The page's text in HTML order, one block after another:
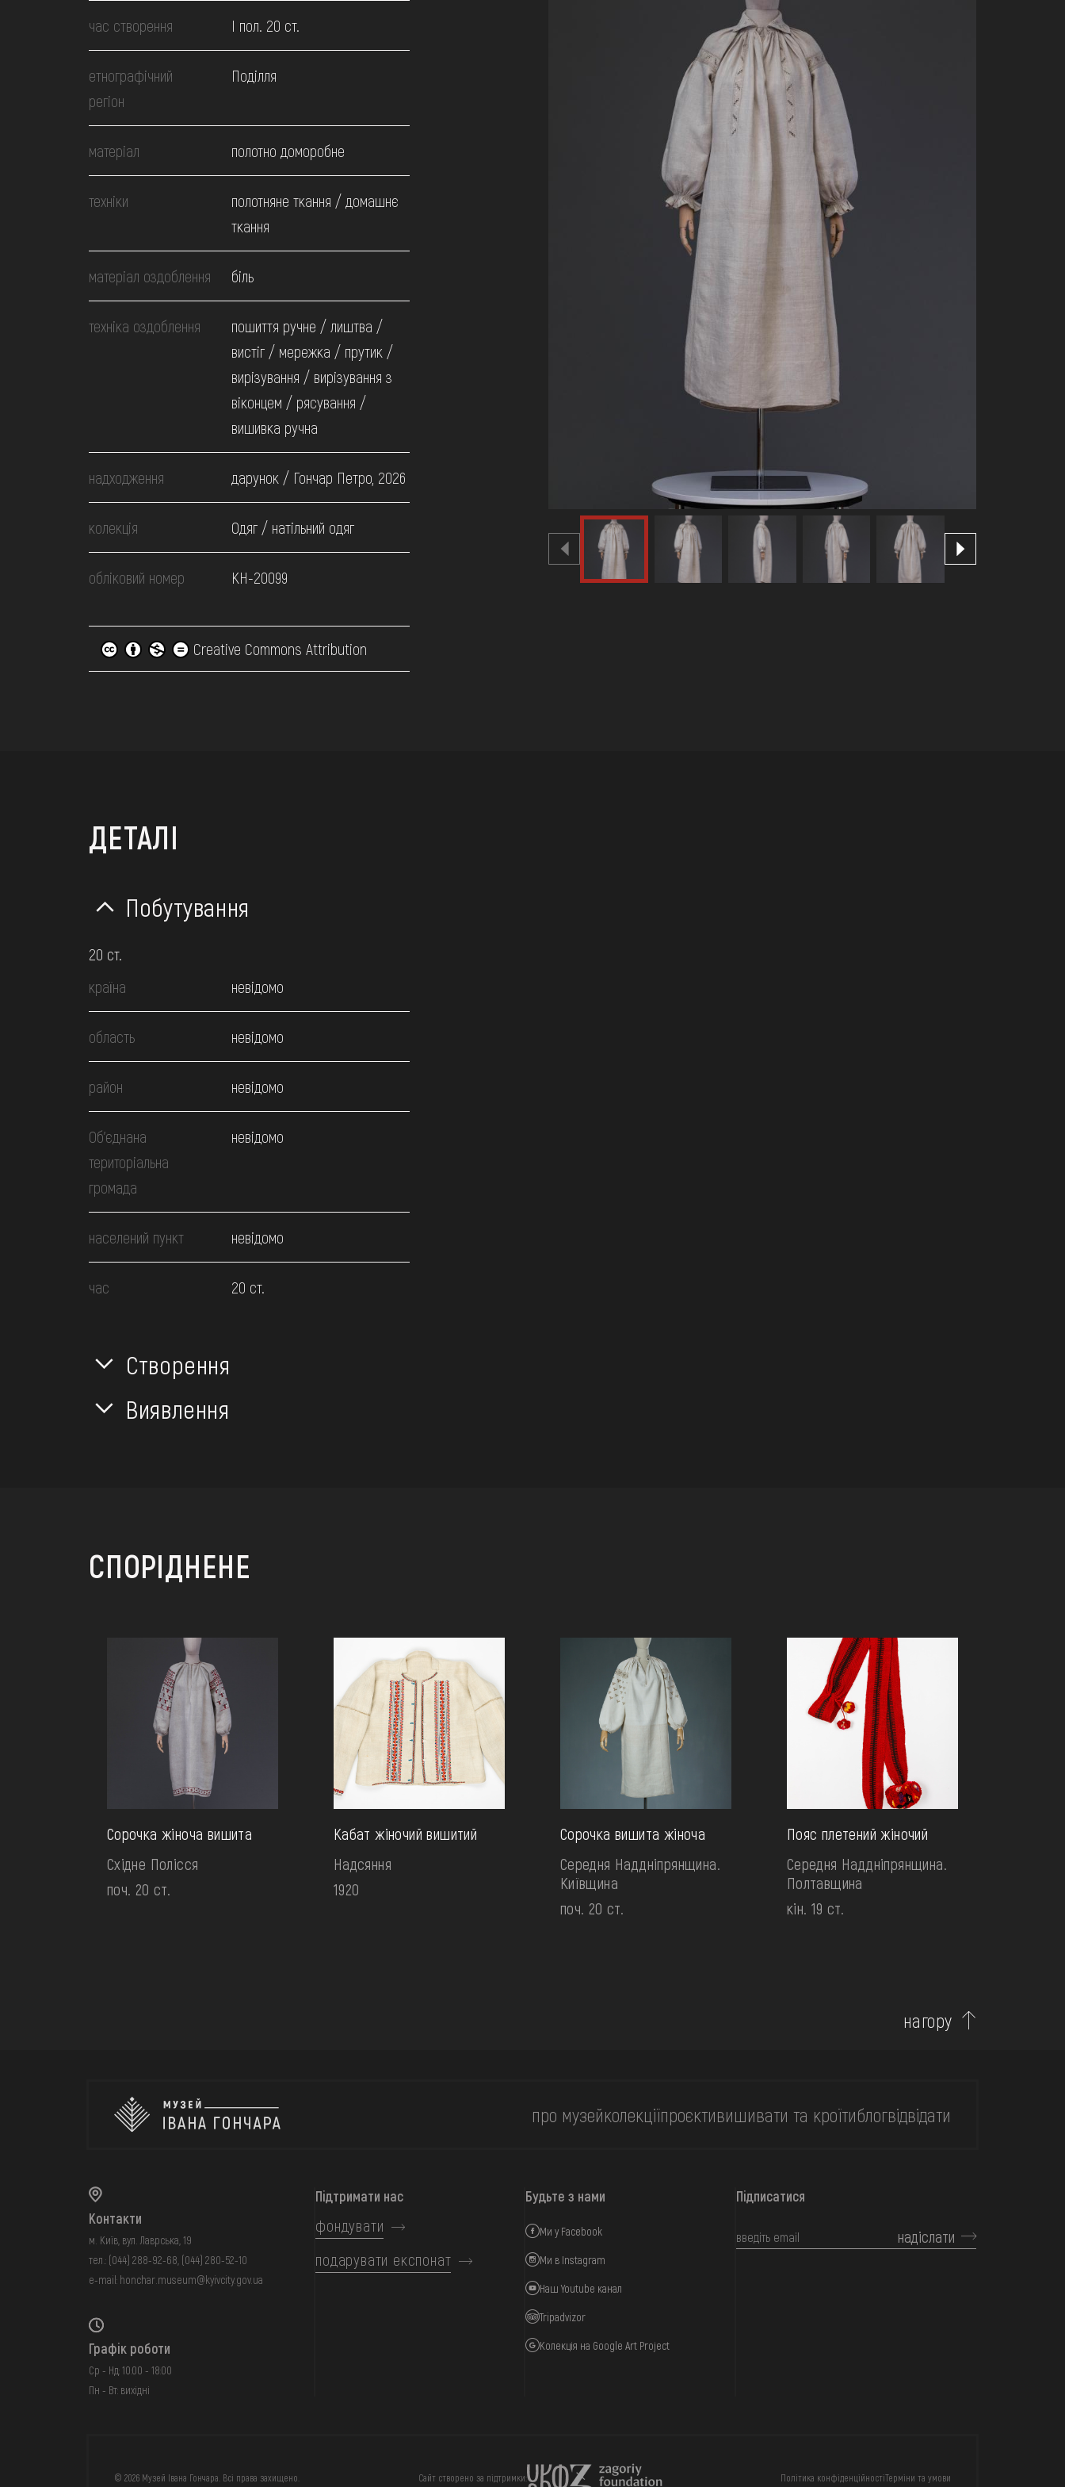
ВІДВІДАТИ
НАВЧИТИСЯ
ПОСЛУГИ
FAQ ОНЛАЙН-КРАМНИЦЯ ПІДТРИМАТИ КОНТАКТИ
час створення І пол. 20 ст.
етнографічний
регіон
Поділля
матеріал полотно доморобне
техніки
полотняне ткання / домашнє
ткання
матеріал оздоблення біль
техніка оздоблення
пошиття ручне / лиштва /
вистіг / мережка / прутик /
вирізування / вирізування з
віконцем / рясування /
вишивка ручна
надходження дарунок / Гончар Петро, 2026
колекція Одяг / натільний одяг
обліковий номер КН-20099
Creative Commons Attribution
ДЕТАЛІ
Побутування
20 ст.
країна
невідомо
область невідомо
район невідомо
Об’єднана
територіальна
громада
невідомо
населений пункт невідомо
час 20 ст.
Створення
Виявлення
СПОРІДНЕНЕ
Сорочка жіноча вишита
Східне Полісся
поч. 20 ст.
Кабат жіночий вишитий
Надсяння
1920
Сорочка вишита жіноча
Середня Наддніпрянщина.
Київщина
поч. 20 ст.
Пояс плетений жіночий
Середня Наддніпрянщина.
Полтавщина
кін. 19 ст.
нагору
про музейколекціїпроєктивишивати та кроїтиблогвідвідати
Контакти
м. Київ, вул. Лаврська, 19
тел.: (044) 288-92-68 (044) 280-52-10
e-mail: honchar.museum@kyivcity.gov.ua
Графік роботи
Ср - Нд: 10:00 - 18:00
Пн - Вт: вихідні
Підтримати нас
фондувати
подарувати експонат
Будьте з нами
Ми у Facebook
Ми в Instagram
Наш Youtube канал
Tripadvizor
Колекція на Google Art Project
Підписатися
надіслати
© 2026 Музей Івана Гончара. Всі права захищено. Сайт створено за підтримки: Політика конфіденційностіТерміни та умови